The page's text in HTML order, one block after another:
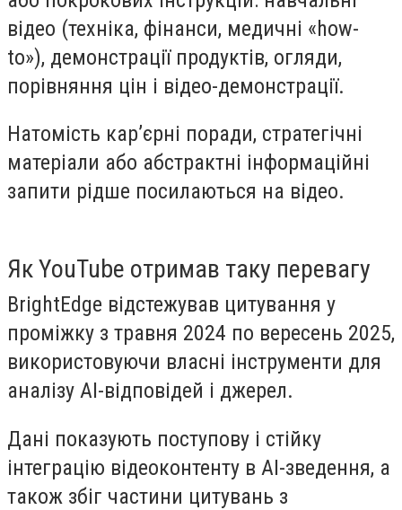
відео (техніка, фінанси, медичні «how-
to»), демонстрації продуктів, огляди,
порівняння цін і відео-демонстрації.
Натомість кар’єрні поради, стратегічні
матеріали або абстрактні інформаційні
запити рідше посилаються на відео.
Як YouTube отримав таку перевагу
BrightEdge відстежував цитування у
проміжку з травня 2024 по вересень 2025,
використовуючи власні інструменти для
аналізу AI-відповідей і джерел.
Дані показують поступову і стійку
інтеграцію відеоконтенту в AI-зведення, а
також збіг частини цитувань з